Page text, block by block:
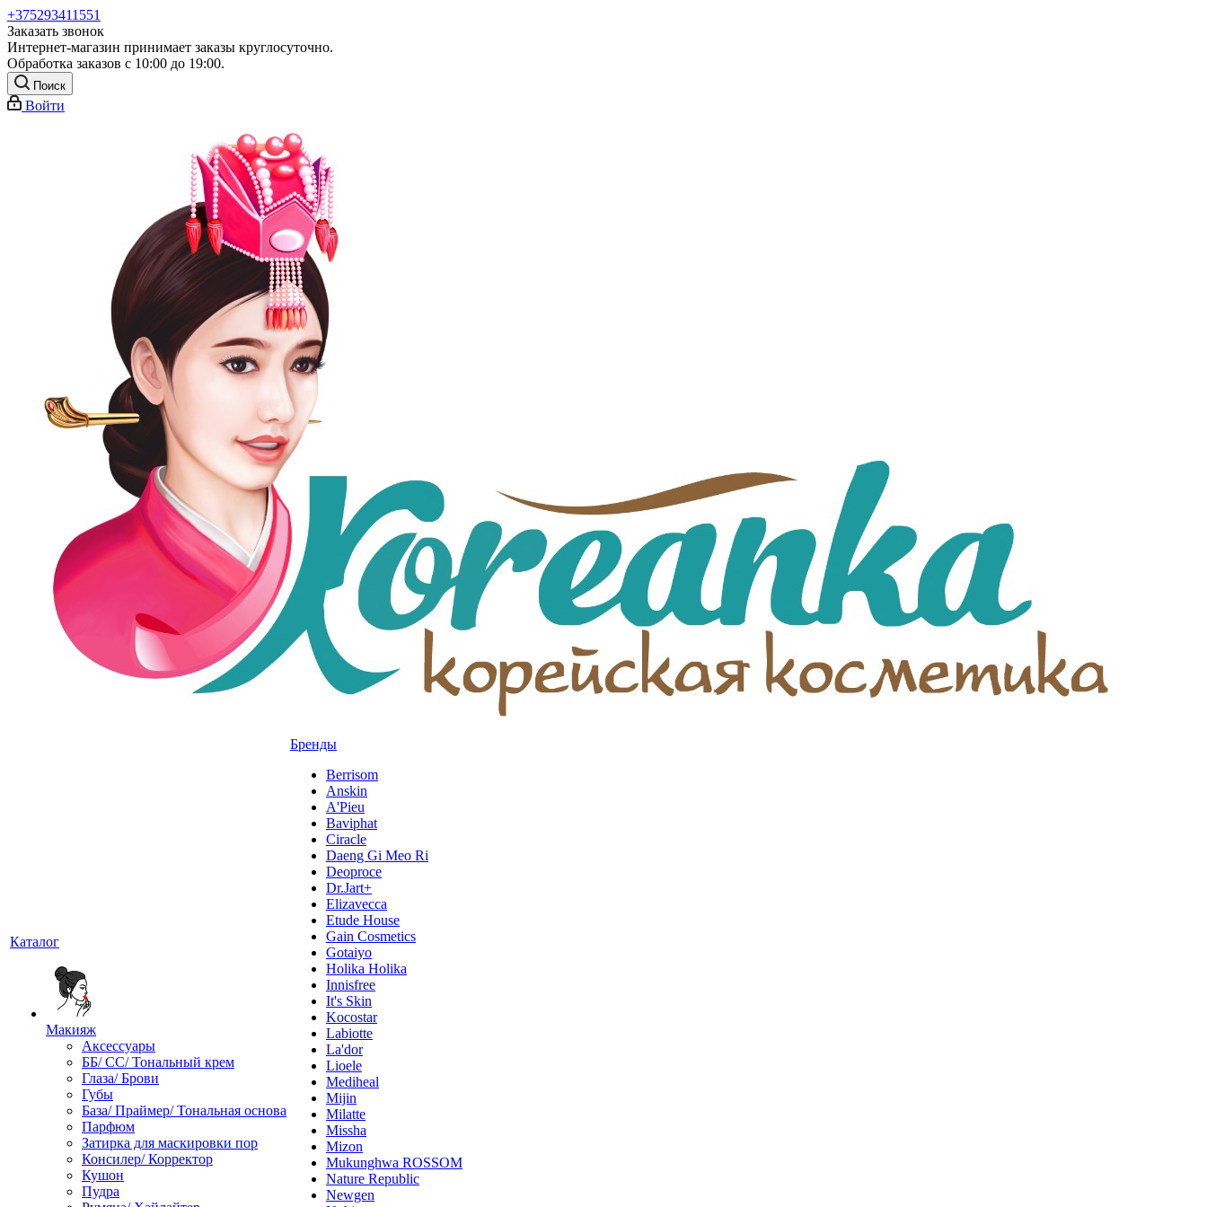
+375293411551
Заказать звонок
Интернет-магазин принимает заказы круглосуточно.
Обработка заказов с 10:00 до 19:00.
Поиск
Войти
Каталог
Макияж
Аксессуары
ББ/ СС/ Тональный крем
Глаза/ Брови
Губы
База/ Праймер/ Тональная основа
Парфюм
Затирка для маскировки пор
Консилер/ Корректор
Кушон
Пудра
Бренды
Berrisom
Anskin
A'Pieu
Baviphat
Ciracle
Daeng Gi Meo Ri
Deoproce
Dr.Jart+
Elizavecca
Etude House
Gain Cosmetics
Gotaiyo
Holika Holika
Innisfree
It's Skin
Kocostar
Labiotte
La'dor
Lioele
Mediheal
Mijin
Milatte
Missha
Mizon
Mukunghwa ROSSOM
Nature Republic
Newgen